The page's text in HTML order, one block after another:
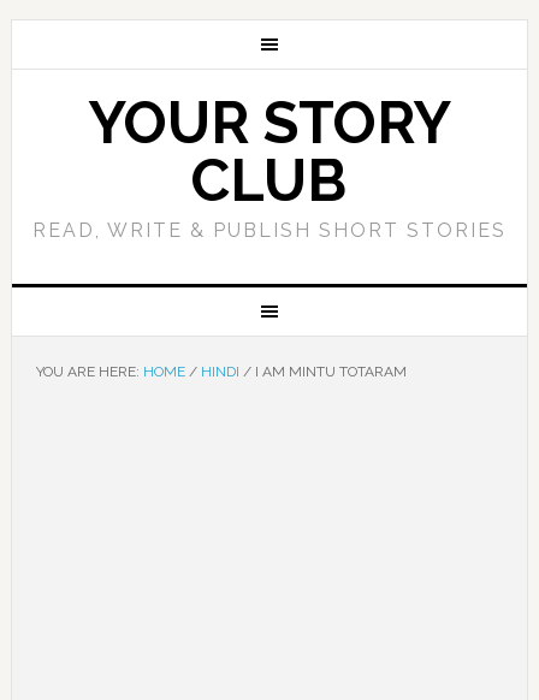
YOUR STORY
CLUB
READ, WRITE & PUBLISH SHORT STORIES
YOU ARE HERE: HOME / HINDI /I AM MINTU TOTARAM